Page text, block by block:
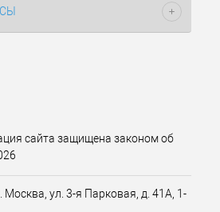
сайта защищена законом об
Москва, ул. 3-я Парковая, д. 41А, 1-